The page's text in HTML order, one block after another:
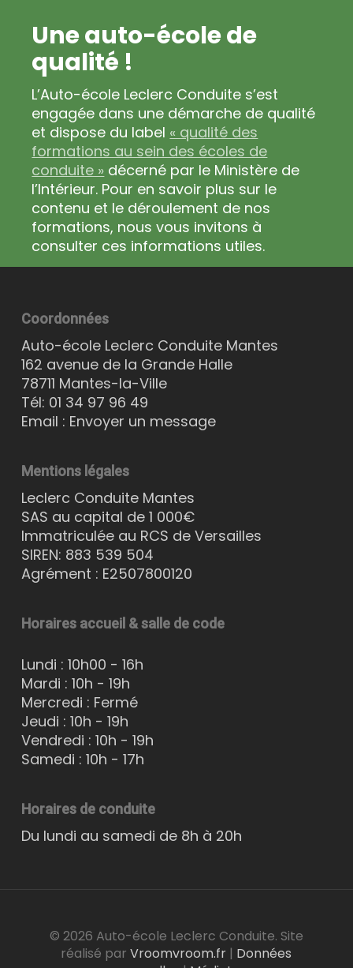
Une auto-école de
qualité !
L’Auto-école Leclerc Conduite s’est
engagée dans une démarche de qualité
et dispose du label « qualité des
formations au sein des écoles de
conduite » décerné par le Ministère de
l’Intérieur. Pour en savoir plus sur le
contenu et le déroulement de nos
formations, nous vous invitons à
consulter ces informations utiles.
Coordonnées
Auto-école Leclerc Conduite Mantes
162 avenue de la Grande Halle
78711 Mantes-la-Ville
Tél: 01 34 97 96 49
Email : Envoyer un message
Mentions légales
Leclerc Conduite Mantes
SAS au capital de 1 000€
Immatriculée au RCS de Versailles
SIREN: 883 539 504
Agrément : E2507800120
Horaires accueil & salle de code
Lundi : 10h00 - 16h
Mardi : 10h - 19h
Mercredi : Fermé
Jeudi : 10h - 19h
Vendredi : 10h - 19h
Samedi : 10h - 17h
Horaires de conduite
Du lundi au samedi de 8h à 20h
© 2026 Auto-école Leclerc Conduite. Site
réalisé parVroomvroom.fr | Données